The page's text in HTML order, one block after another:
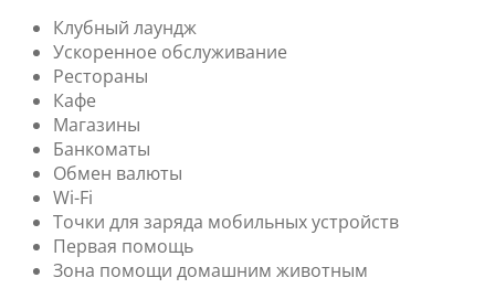
Клубный лаундж
Ускоренное обслуживание
Рестораны
Кафе
Магазины
Банкоматы
Обмен валюты
Wi-Fi
Точки для заряда мобильных устройств
Первая помощь
Зона помощи домашним животным